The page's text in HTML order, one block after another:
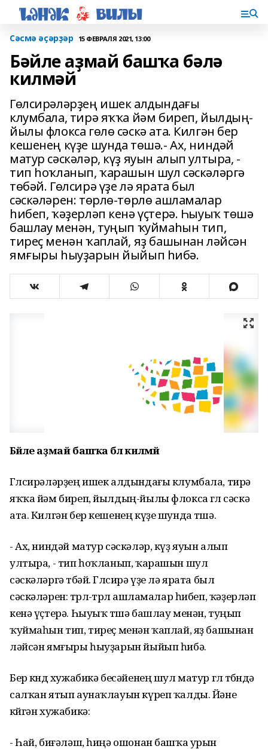
Сәсмә әҫәрҙәр 15 ФЕВРАЛЯ 2021, 13:00
Бәйле аҙмай башҡа бәлә
килмәй
Гөлсирәләрҙең ишек алдындағы
клумбала, тирә яҡҡа йәм биреп, йылдың-
йылы флокса гөлө сәскә ата. Килгән бер
кешенең күҙе шунда төшә.- Ах, ниндәй
матур сәскәләр, күҙ яуын алып ултыра, -
тип һоҡланып, ҡарашын шул сәскәләргә
төбәй. Гөлсирә үҙе лә ярата был
сәскәләрен: төрлө-төрлө ашламалар
һибеп, ҡәҙерләп кенә үҫтерә. Һыуыҡ төшә
башлау менән, туңып ҡуймаһын тип,
тиреҫ менән ҡаплай, яҙ башынан ләйсән
ямғыры һыуҙарын йыйып һибә.
Бәйле аҙмай башҡа бәлә килмәй
Гөлсирәләрҙең ишек алдындағы клумбала, тирә
яҡҡа йәм биреп, йылдың-йылы флокса гөлө сәскә
ата. Килгән бер кешенең күҙе шунда төшә.
- Ах, ниндәй матур сәскәләр, күҙ яуын алып
ултыра, - тип һоҡланып, ҡарашын шул
сәскәләргә төбәй. Гөлсирә үҙе лә ярата был
сәскәләрен: төрлө-төрлө ашламалар һибеп, ҡәҙерләп
кенә үҫтерә. Һыуыҡ төшә башлау менән, туңып
ҡуймаһын тип, тиреҫ менән ҡаплай, яҙ башынан
ләйсән ямғыры һыуҙарын йыйып һибә.
Бер көндө хужабикә бесәйенең шул матур гөл төбөндә
салҡан ятып аунаҡлауын күреп ҡалды. Йәне
көйгән хужабикә:
- Һай, биғәләш, һиңә ошонан башҡа урын